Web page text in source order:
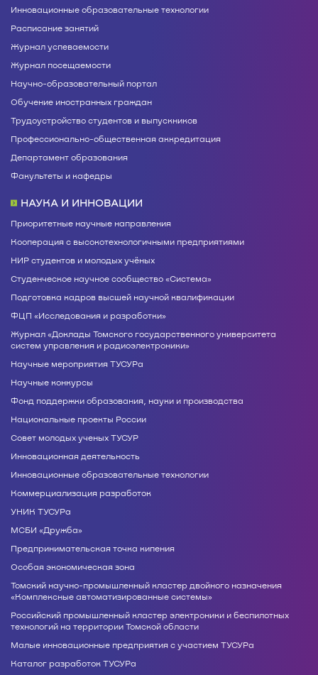
Инновационные образовательные технологии
Расписание занятий
Журнал успеваемости
Журнал посещаемости
Научно-образовательный портал
Обучение иностранных граждан
Трудоустройство студентов и выпускников
Профессионально-общественная аккредитация
Департамент образования
Факультеты и кафедры
НАУКА И ИННОВАЦИИ
Приоритетные научные направления
Кооперация с высокотехнологичными предприятиями
НИР студентов и молодых учёных
Студенческое научное сообщество «Система»
Подготовка кадров высшей научной квалификации
ФЦП «Исследования и разработки»
Журнал «Доклады Томского государственного университета
систем управления и радиоэлектроники»
Научные мероприятия ТУСУРа
Научные конкурсы
Фонд поддержки образования, науки и производства
Национальные проекты России
Совет молодых ученых ТУСУР
Инновационная деятельность
Инновационные образовательные технологии
Коммерциализация разработок
УНИК ТУСУРа
МСБИ «Дружба»
Предпринимательская точка кипения
Особая экономическая зона
Томский научно-промышленный кластер двойного назначения
«Комплексные автоматизированные системы»
Российский промышленный кластер электроники и беспилотных
технологий на территории Томской области
Малые инновационные предприятия с участием ТУСУРа
Каталог разработок ТУСУРа